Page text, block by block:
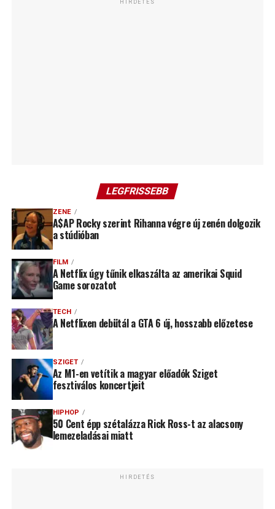
HIRDETÉS
LEGFRISSEBB
ZENE
A$AP Rocky szerint Rihanna végre új zenén dolgozik
a stúdióban
FILM
A Netflix úgy tűnik elkaszálta az amerikai Squid
Game sorozatot
TECH
A Netflixen debütál a GTA 6 új, hosszabb előzetese
SZIGET
Az M1-en vetítik a magyar előadók Sziget
fesztiválos koncertjeit
HIPHOP
50 Cent épp szétalázza Rick Ross-t az alacsony
lemezeladásai miatt
HIRDETÉS